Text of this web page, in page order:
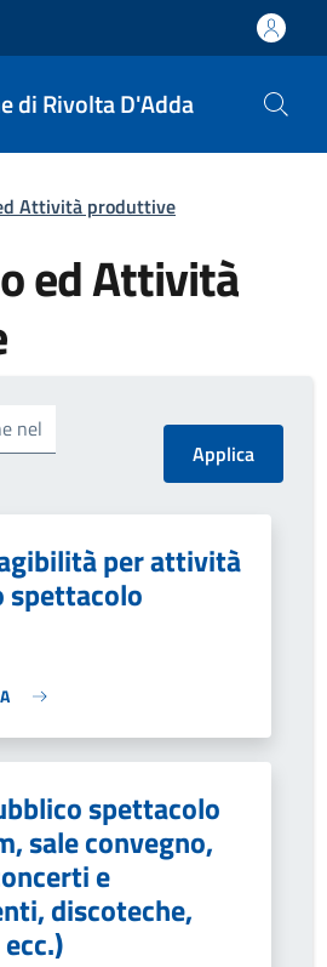
di Rivolta D'Adda
Attività produttive
ed Attività
nel
per attività
spettacolo
spettacolo
sale convegno,
e
discoteche,